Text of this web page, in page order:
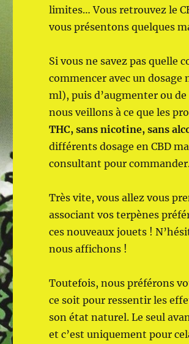
limites… Vous retrouvez le
vous présentons quelques
Si vous ne savez pas quelle
commencer avec un dosage
ml), puis d’augmenter ou
nous veillons à ce que les
THC, sans nicotine, sans
différents dosage en CBD
consultant pour
Très vite, vous allez vous
associant vos terpènes
ces nouveaux jouets !
nous affichons !
Toutefois, nous préférons
ce soit pour ressentir les
son état naturel. Le seul
et c’est uniquement pour